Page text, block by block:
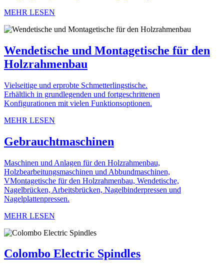
MEHR LESEN
Wendetische und Montagetische für den
Holzrahmenbau
Vielseitige und erprobte Schmetterlingstische.
Erhältlich in grundlegenden und fortgeschrittenen
Konfigurationen mit vielen Funktionsoptionen.
MEHR LESEN
Gebrauchtmaschinen
Maschinen und Anlagen für den Holzrahmenbau,
Holzbearbeitungsmaschinen und Abbundmaschinen,
VMontagetische für den Holzrahmenbau, Wendetische,
Nagelbrücken, Arbeitsbrücken, Nagelbinderpressen und
Nagelplattenpressen.
MEHR LESEN
Colombo Electric Spindles